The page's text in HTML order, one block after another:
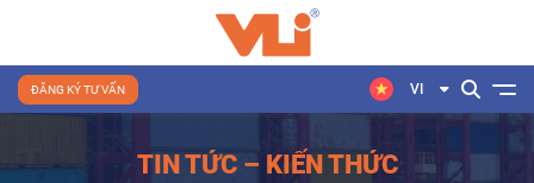
ĐĂNG KÝ TƯ VẤN VI
TIN TỨC – KIẾN THỨC